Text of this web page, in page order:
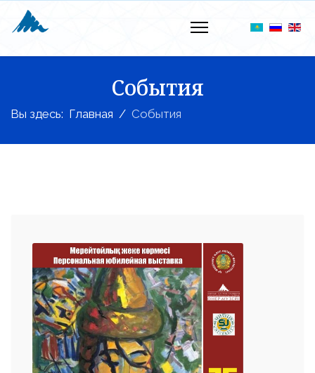
События
Вы здесь: Главная События